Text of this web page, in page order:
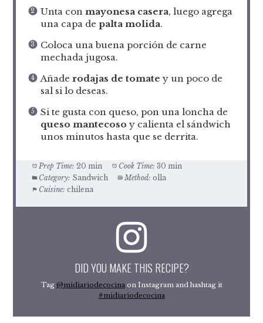
Unta con mayonesa casera, luego agrega
una capa de palta molida.
Coloca una buena porción de carne
mechada jugosa.
Añade rodajas de tomate y un poco de
sal si lo deseas.
Si te gusta con queso, pon una loncha de
queso mantecoso y calienta el sándwich
unos minutos hasta que se derrita.
Prep Time: 20 min Cook Time: 30 min
Category: Sandwich Method: olla
Cuisine: chilena
DID YOU MAKE THIS RECIPE?
Tag @midiariodecocinaon Instagram and hashtag it
#midiariodecocina